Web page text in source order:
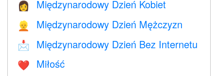
👩 Międzynarodowy Dzień Kobiet
👱 Międzynarodowy Dzień Mężczyzn
📩 Międzynarodowy Dzień Bez Internetu
❤️️ Miłość